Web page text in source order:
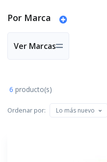
Por Marca
Ver Marcas
6 producto(s)
Ordenar por: Lo más nuevo